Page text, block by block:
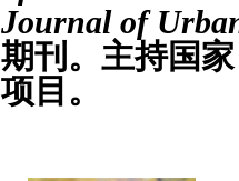
Journal of
期刊。主持国
项目。